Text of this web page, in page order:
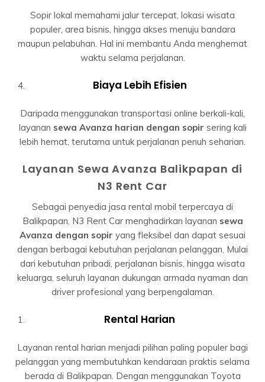
Sopir lokal memahami jalur tercepat, lokasi wisata
populer, area bisnis, hingga akses menuju bandara
maupun pelabuhan. Hal ini membantu Anda menghemat
waktu selama perjalanan.
Biaya Lebih Efisien
Daripada menggunakan transportasi online berkali-kali,
layanan sewa Avanza harian dengan sopir sering kali
lebih hemat, terutama untuk perjalanan penuh seharian.
Layanan Sewa Avanza Balikpapan di
N3 Rent Car
Sebagai penyedia jasa rental mobil terpercaya di
Balikpapan, N3 Rent Car menghadirkan layanan sewa
Avanza dengan sopir yang fleksibel dan dapat sesuai
dengan berbagai kebutuhan perjalanan pelanggan. Mulai
dari kebutuhan pribadi, perjalanan bisnis, hingga wisata
keluarga, seluruh layanan dukungan armada nyaman dan
driver profesional yang berpengalaman.
Rental Harian
Layanan rental harian menjadi pilihan paling populer bagi
pelanggan yang membutuhkan kendaraan praktis selama
berada di Balikpapan. Dengan menggunakan Toyota